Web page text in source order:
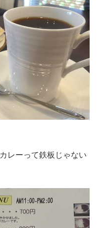
レーって鉄板じゃない